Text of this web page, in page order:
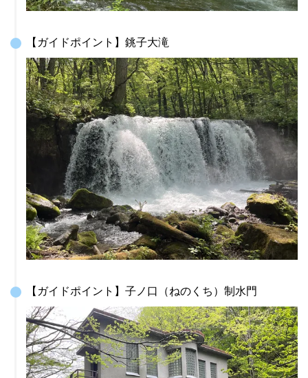
【ガイドポイント】銚子大滝
【ガイドポイント】子ノ口（ねのくち）制水門